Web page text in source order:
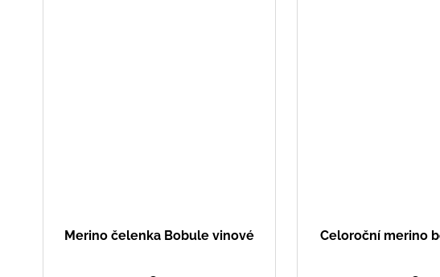
Merino čelenka Bobule vinové Celoroční merino